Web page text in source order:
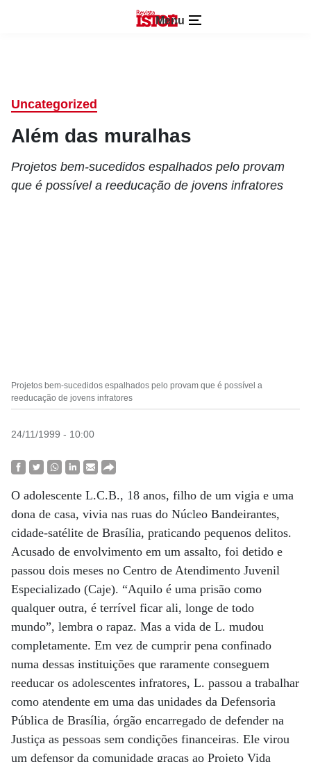
Menu
Uncategorized
Além das muralhas
Projetos bem-sucedidos espalhados pelo provam
que é possível a reeducação de jovens infratores
Projetos bem-sucedidos espalhados pelo provam que é possível a
reeducação de jovens infratores
24/11/1999 - 10:00
O adolescente L.C.B., 18 anos, filho de um vigia e uma
dona de casa, vivia nas ruas do Núcleo Bandeirantes,
cidade-satélite de Brasília, praticando pequenos delitos.
Acusado de envolvimento em um assalto, foi detido e
passou dois meses no Centro de Atendimento Juvenil
Especializado (Caje). “Aquilo é uma prisão como
qualquer outra, é terrível ficar ali, longe de todo
mundo”, lembra o rapaz. Mas a vida de L. mudou
completamente. Em vez de cumprir pena confinado
numa dessas instituições que raramente conseguem
reeducar os adolescentes infratores, L. passou a trabalhar
como atendente em uma das unidades da Defensoria
Pública de Brasília, órgão encarregado de defender na
Justiça as pessoas sem condições financeiras. Ele virou
um defensor da comunidade graças ao Projeto Vida